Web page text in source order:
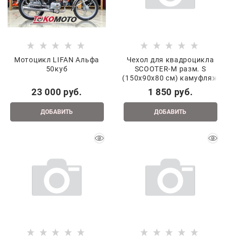
Мотоцикл LIFAN Альфа
50куб
23 000 руб.
ДОБАВИТЬ
Чехол для квадроцикла
SCOOTER-M разм. S
(150x90x80 см) камуфляж
1 850 руб.
ДОБАВИТЬ